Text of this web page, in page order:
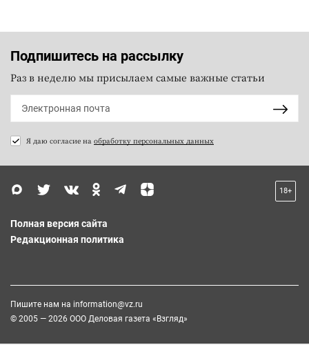
Подпишитесь на рассылку
Раз в неделю мы присылаем самые важные статьи
Я даю согласие на обработку персональных данных
18+
Полная версия сайта
Редакционная политика
Пишите нам на information@vz.ru
© 2005 — 2026 ООО Деловая газета «Взгляд»